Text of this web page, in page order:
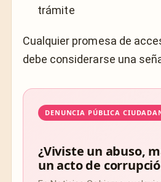
trámite
Cualquier promesa de
debe considerarse una
DENUNCIA PÚBLICA
¿Viviste un abuso,
un acto de